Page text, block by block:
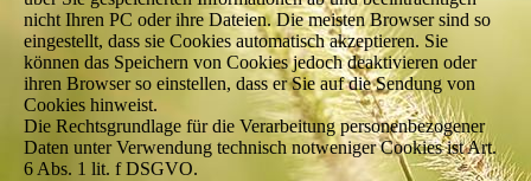
nicht Ihren PC oder ihre Dateien. Die meisten Browser sind so
eingestellt, dass sie Cookies automatisch akzeptieren. Sie
können das Speichern von Cookies jedoch deaktivieren oder
ihren Browser so einstellen, dass er Sie auf die Sendung von
Cookies hinweist.
Die Rechtsgrundlage für die Verarbeitung personenbezogener
Daten unter Verwendung technisch notweniger Cookies ist Art.
6 Abs. 1 lit. f DSGVO.